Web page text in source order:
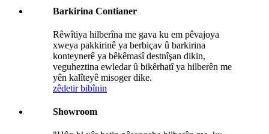
Barkirina Contianer
Rêwîtiya hilberîna me gava ku em pêvajoya
xweya pakkirinê ya berbiçav û barkirina
konteynerê ya bêkêmasî destnîşan dikin,
veguheztina ewledar û bikêrhatî ya hilberên me
yên kalîteyê misoger dike.
zêdetir bibînin
Showroom